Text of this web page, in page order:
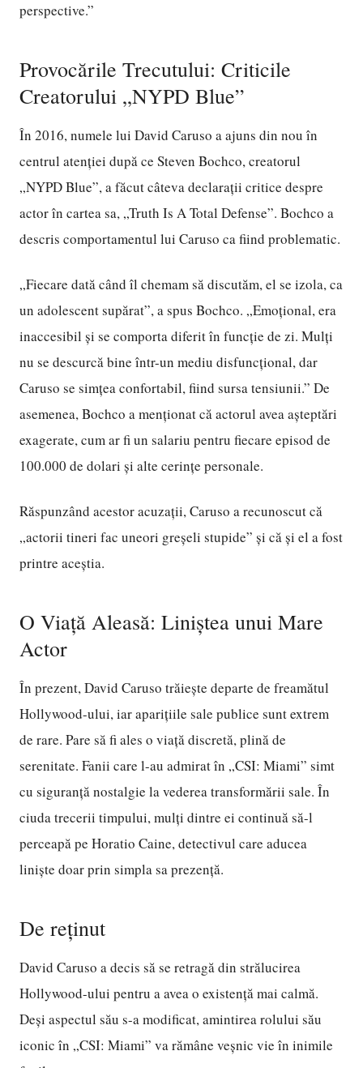
perspective.”
Provocările Trecutului: Criticile
Creatorului „NYPD Blue”
În 2016, numele lui David Caruso a ajuns din nou în
centrul atenției după ce Steven Bochco, creatorul
„NYPD Blue”, a făcut câteva declarații critice despre
actor în cartea sa, „Truth Is A Total Defense”. Bochco a
descris comportamentul lui Caruso ca fiind problematic.
„Fiecare dată când îl chemam să discutăm, el se izola, ca
un adolescent supărat”, a spus Bochco. „Emoțional, era
inaccesibil și se comporta diferit în funcție de zi. Mulți
nu se descurcă bine într-un mediu disfuncțional, dar
Caruso se simțea confortabil, fiind sursa tensiunii.” De
asemenea, Bochco a menționat că actorul avea așteptări
exagerate, cum ar fi un salariu pentru fiecare episod de
100.000 de dolari și alte cerințe personale.
Răspunzând acestor acuzații, Caruso a recunoscut că
„actorii tineri fac uneori greșeli stupide” și că și el a fost
printre aceștia.
O Viață Aleasă: Liniștea unui Mare
Actor
În prezent, David Caruso trăiește departe de freamătul
Hollywood-ului, iar aparițiile sale publice sunt extrem
de rare. Pare să fi ales o viață discretă, plină de
serenitate. Fanii care l-au admirat în „CSI: Miami” simt
cu siguranță nostalgie la vederea transformării sale. În
ciuda trecerii timpului, mulți dintre ei continuă să-l
perceapă pe Horatio Caine, detectivul care aducea
liniște doar prin simpla sa prezență.
De reținut
David Caruso a decis să se retragă din strălucirea
Hollywood-ului pentru a avea o existență mai calmă.
Deși aspectul său s-a modificat, amintirea rolului său
iconic în „CSI: Miami” va rămâne veșnic vie în inimile